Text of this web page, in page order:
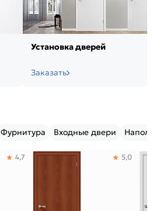
Установка дверей
Заказать
Фурнитура Входные двери
4,7 5,0